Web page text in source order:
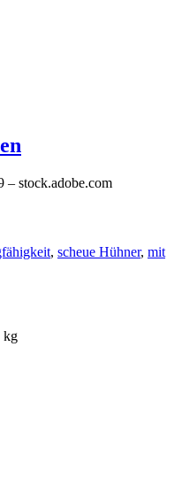
– stock.adobe.com
, scheue Hühner, mit
kg